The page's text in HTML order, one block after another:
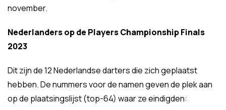
november.
Nederlanders op de Players Championship Finals
2023
Dit zijn de 12 Nederlandse darters die zich geplaatst
hebben. De nummers voor de namen geven de plek aan
op de plaatsingslijst (top-64) waar ze eindigden: